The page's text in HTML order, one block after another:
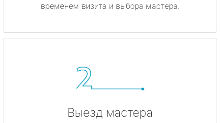
временем визита и выбора мастера.
Выезд мастера